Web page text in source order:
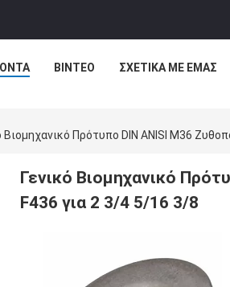
ΒΊΝΤΕΟ ΣΧΕΤΙΚΆ ΜΕ ΕΜΆΣ
Βιομηχανικό Πρότυπο DIN ANISI M36
Γενικό Βιομηχανικό
F436 για 2 3/4 5/16 3/8